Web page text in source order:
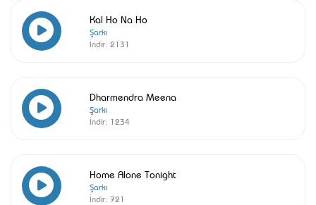
Kal Ho Na Ho
Şarkı
İndir: 2131
Dharmendra Meena
Şarkı
İndir: 1234
Home Alone Tonight
Şarkı
İndir: 721